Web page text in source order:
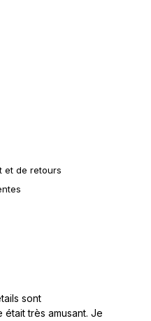
et de retours
sont
était très amusant. Je